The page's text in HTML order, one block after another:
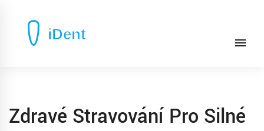
Zdravé Stravování Pro Silné